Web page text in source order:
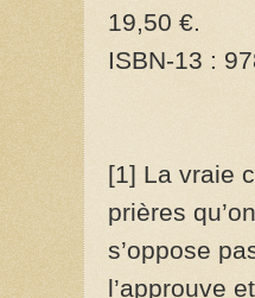
19,50 €.
ISBN-13 :
[1] La vraie
prières
s’oppose
l’approuve